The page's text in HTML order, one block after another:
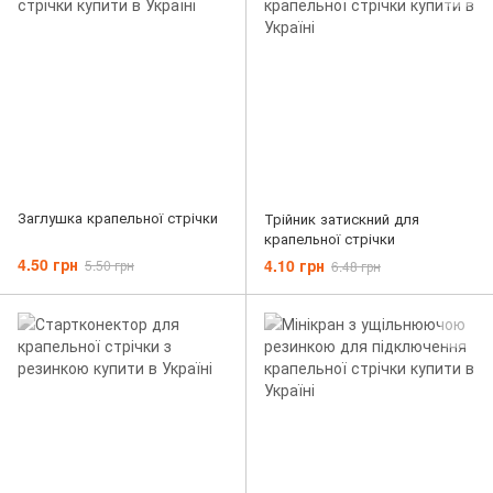
Заглушка крапельної стрічки
4.50 грн 5.50 грн
Трійник затискний для
крапельної стрічки
4.10 грн 6.48 грн